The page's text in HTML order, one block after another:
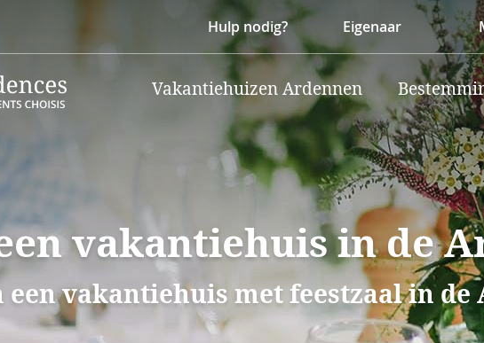
Hulp nodig? Eigenaar
Vakantiehuizen Ardennen
vakantiehuis in de
vakantiehuis met feestzaal in de